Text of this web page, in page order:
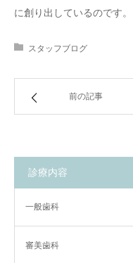
に創り出しているのです。
スタッフブログ
前の記事
診療内容
一般歯科
審美歯科